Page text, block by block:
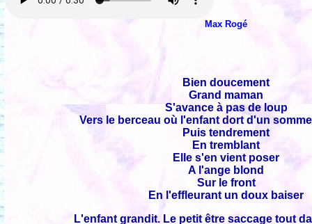
Max Rogé
Bien doucement
Grand maman
S'avance à pas de loup
Vers le berceau où l'enfant dort d'un
Puis tendrement
En tremblant
Elle s'en vient poser
A l'ange blond
Sur le front
En l'effleurant un doux baiser
L'enfant grandit. Le petit être saccage tout